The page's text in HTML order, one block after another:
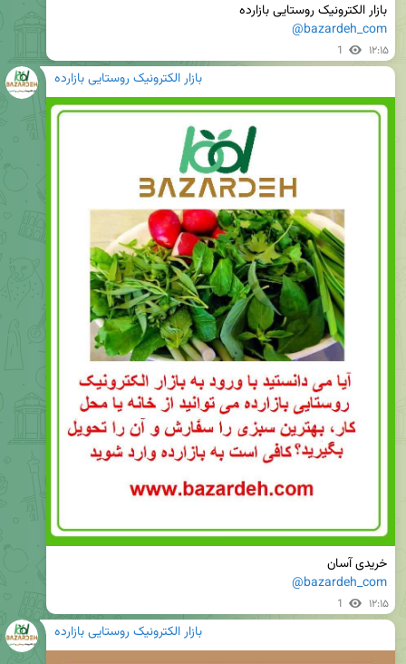
بازار الکترونیک روستایی بازارده
@bazardeh_com
1 ۱۲:۱۵
بازار الکترونیک روستایی بازارده
خریدی آسان
@bazardeh_com
1 ۱۲:۱۵
بازار الکترونیک روستایی بازارده